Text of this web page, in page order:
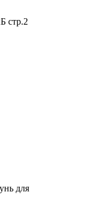
стр.2
для